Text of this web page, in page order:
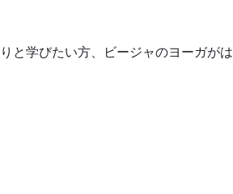
と学びたい方、ビージャのヨーガがは